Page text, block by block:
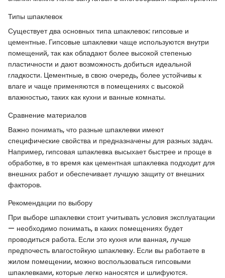
Типы шпаклевок
Существует два основных типа шпаклевок: гипсовые и
цементные. Гипсовые шпаклевки чаще используются внутри
помещений, так как обладают более высокой степенью
пластичности и дают возможность добиться идеальной
гладкости. Цементные, в свою очередь, более устойчивы к
влаге и чаще применяются в помещениях с высокой
влажностью, таких как кухни и ванные комнаты.
Сравнение материалов
Важно понимать, что разные шпаклевки имеют
специфические свойства и предназначены для разных задач.
Например, гипсовая шпаклевка высыхает быстрее и проще в
обработке, в то время как цементная шпаклевка подходит для
внешних работ и обеспечивает лучшую защиту от внешних
факторов.
Рекомендации по выбору
При выборе шпаклевки стоит учитывать условия эксплуатации
— необходимо понимать, в каких помещениях будет
проводиться работа. Если это кухня или ванная, лучше
предпочесть влагостойкую шпаклевку. Если вы работаете в
жилом помещении, можно воспользоваться гипсовыми
шпаклевками, которые легко наносятся и шлифуются.